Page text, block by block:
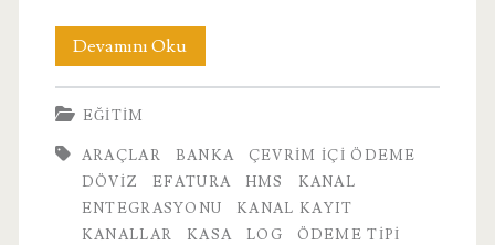
Devamını Oku10.
Araçlar
EĞITIM
ARAÇLAR BANKA
ÇEVRIM IÇI ÖDEME
DÖVIZ
EFATURA HMS
KANAL
ENTEGRASYONU
KANAL KAYIT
KANALLAR
KASA LOG
ÖDEME TIPI